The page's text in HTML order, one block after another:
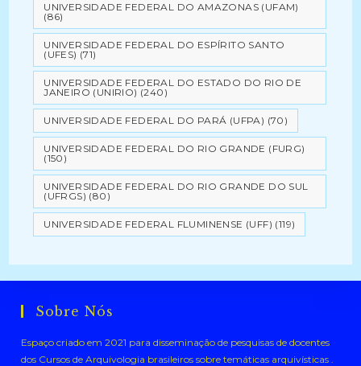
UNIVERSIDADE FEDERAL DO AMAZONAS (UFAM)
(86)
UNIVERSIDADE FEDERAL DO ESPÍRITO SANTO
(UFES) (71)
UNIVERSIDADE FEDERAL DO ESTADO DO RIO DE
JANEIRO (UNIRIO) (240)
UNIVERSIDADE FEDERAL DO PARÁ (UFPA) (70)
UNIVERSIDADE FEDERAL DO RIO GRANDE (FURG)
(150)
UNIVERSIDADE FEDERAL DO RIO GRANDE DO SUL
(UFRGS) (80)
UNIVERSIDADE FEDERAL FLUMINENSE (UFF) (119)
Sobre Nós
Espaço criado em 2021 para disseminação de pesquisas de docentes
dos Cursos de Arquivologia brasileiros sobre temáticas arquivísticas .